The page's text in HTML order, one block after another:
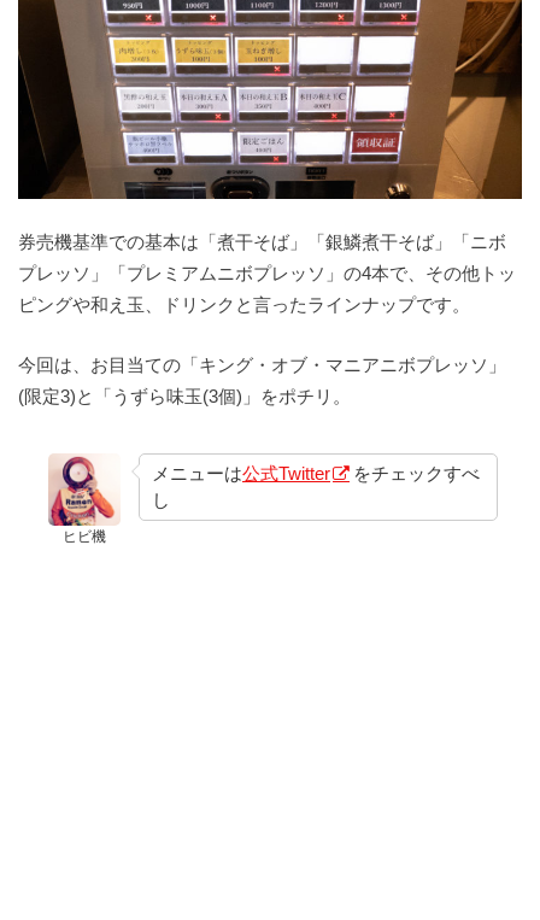
券売機基準での基本は「煮干そば」「銀鱗煮干そば」「ニボ
プレッソ」「プレミアムニボプレッソ」の4本で、その他トッ
ピングや和え玉、ドリンクと言ったラインナップです。
今回は、お目当ての「キング・オブ・マニアニボプレッソ」
(限定3)と「うずら味玉(3個)」をポチリ。
ヒビ機
メニューは公式Twitter
をチェックすべ
し